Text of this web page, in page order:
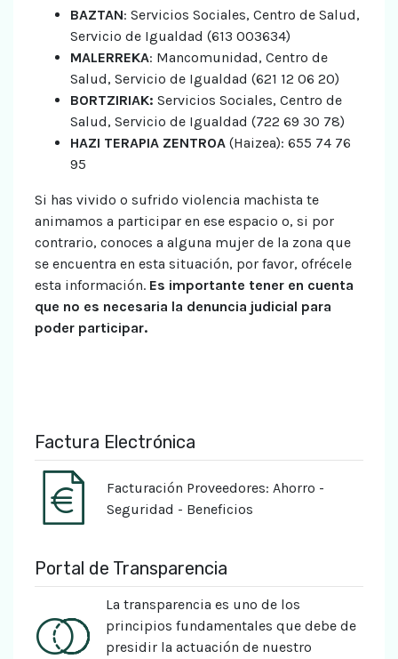
BAZTAN: Servicios Sociales, Centro de Salud,
Servicio de Igualdad (613 003634)
MALERREKA: Mancomunidad, Centro de
Salud, Servicio de Igualdad (621 12 06 20)
BORTZIRIAK: Servicios Sociales, Centro de
Salud, Servicio de Igualdad (722 69 30 78)
HAZI TERAPIA ZENTROA (Haizea): 655 74 76
95
Si has vivido o sufrido violencia machista te
animamos a participar en ese espacio o, si por
contrario, conoces a alguna mujer de la zona que
se encuentra en esta situación, por favor, ofrécele
esta información. Es importante tener en cuenta
que no es necesaria la denuncia judicial para
poder participar.
Factura Electrónica
Facturación Proveedores: Ahorro -
Seguridad - Beneficios
Portal de Transparencia
La transparencia es uno de los
principios fundamentales que debe de
presidir la actuación de nuestro